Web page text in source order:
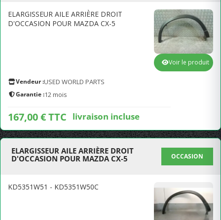
ELARGISSEUR AILE ARRIÈRE DROIT
D'OCCASION POUR MAZDA CX-5
Vendeur :USED WORLD PARTS
Garantie :12 mois
167,00 € TTC livraison incluse
Voir le produit
ELARGISSEUR AILE ARRIÈRE DROIT
D'OCCASION POUR MAZDA CX-5
OCCASION
KD5351W51 - KD5351W50C